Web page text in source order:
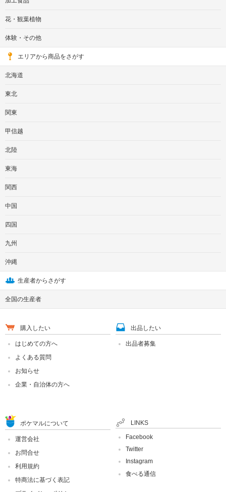
花・観葉植物
体験・その他
エリアから商品をさがす
北海道
東北
関東
甲信越
北陸
東海
関西
中国
四国
九州
沖縄
生産者からさがす
全国の生産者
購入したい
はじめての方へ
よくある質問
お知らせ
企業・自治体の方へ
出品したい
出品者募集
ポケマルについて
運営会社
お問合せ
利用規約
特商法に基づく表記
LINKS
Facebook
Twitter
Instagram
食べる通信